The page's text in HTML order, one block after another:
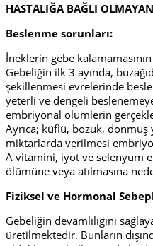
HASTALIĞA BAĞLI
Beslenme sorunları:
İneklerin gebe
Gebeliğin ilk 3 ayında,
şekillenmesi evrelerinde
yeterli ve dengeli
embriyonal ölümlerin
Ayrıca; küflü, bozuk,
miktarlarda verilmesi
A vitamini, iyot ve selenyum
ölümüne veya atılmasına
Fiziksel ve Hormonal
Gebeliğin devamlılığını
üretilmektedir. Bunların